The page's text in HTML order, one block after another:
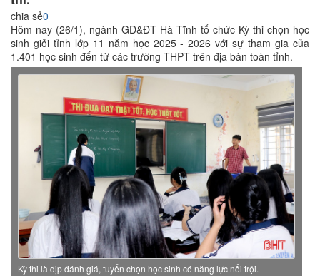
chia sẻ0
Hôm nay (26/1), ngành GD&ĐT Hà Tĩnh tổ chức Kỳ thi chọn học
sinh giỏi tỉnh lớp 11 năm học 2025 - 2026 với sự tham gia của
1.401 học sinh đến từ các trường THPT trên địa bàn toàn tỉnh.
Kỳ thi là dịp đánh giá, tuyển chọn học sinh có năng lực nổi trội.